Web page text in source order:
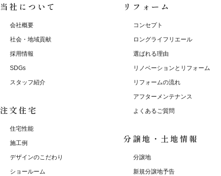
当社について
会社概要
社会・地域貢献
採用情報
SDGs
スタッフ紹介
注文住宅
住宅性能
施工例
デザインのこだわり
ショールーム
リフォーム
コンセプト
ロングライフリエール
選ばれる理由
リノベーションとリフォーム
リフォームの流れ
アフターメンテナンス
よくあるご質問
分譲地・土地情報
分譲地
新規分譲地予告